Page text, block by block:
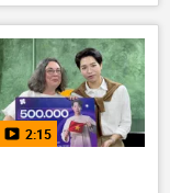
2:15